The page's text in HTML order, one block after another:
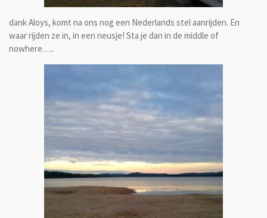
dank Aloys, komt na ons nog een Nederlands stel aanrijden. En
waar rijden ze in, in een neusje! Sta je dan in de middle of
nowhere…..